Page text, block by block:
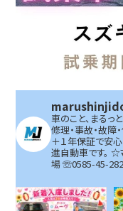
車のこと、まるっ
修理・事故・故障
＋１年保証で安心
進自動車です。 ☆
場 ☏0585-45-